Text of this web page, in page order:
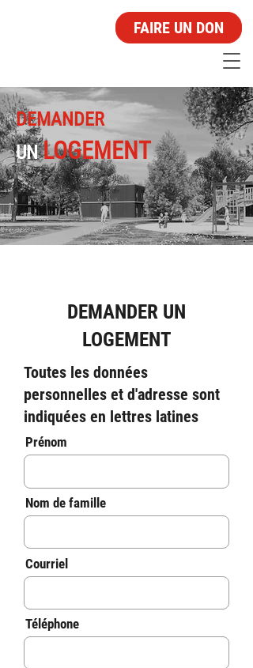
FAIRE UN DON
DEMANDER
UN LOGEMENT
DEMANDER UN
LOGEMENT
Toutes les données
personnelles et d'adresse sont
indiquées en lettres latines
Prénom
Nom de famille
Courriel
Téléphone